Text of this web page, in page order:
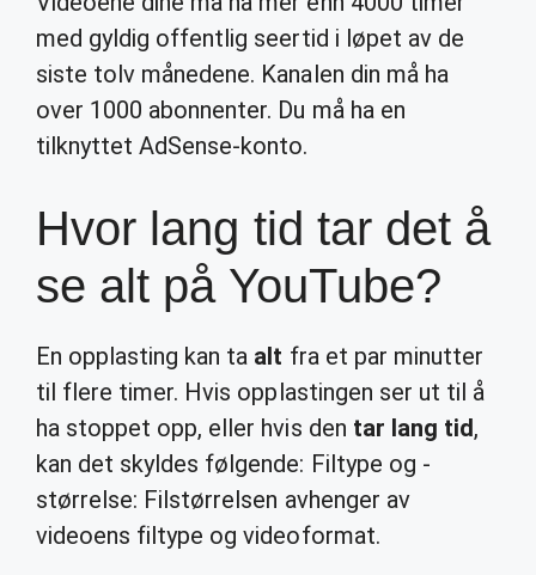
med gyldig offentlig seertid i løpet av de
siste tolv månedene. Kanalen din må ha
over 1000 abonnenter. Du må ha en
tilknyttet AdSense-konto.
Hvor lang tid tar det å
se alt på YouTube?
En opplasting kan ta alt fra et par minutter
til flere timer. Hvis opplastingen ser ut til å
ha stoppet opp, eller hvis den tar lang tid,
kan det skyldes følgende: Filtype og -
størrelse: Filstørrelsen avhenger av
videoens filtype og videoformat.